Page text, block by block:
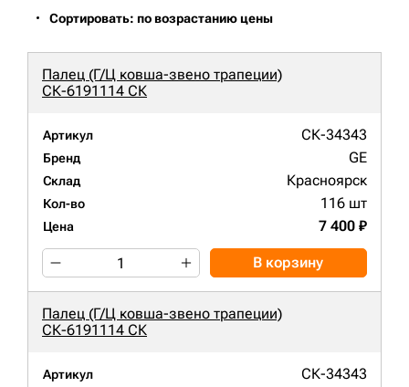
Сортировать: по возрастанию цены
Палец (Г/Ц ковша-звено трапеции)
СК-6191114 СК
Артикул СК-34343
Бренд GE
Склад Красноярск
Кол-во 116 шт
Цена 7 400 ₽
В корзину
Палец (Г/Ц ковша-звено трапеции)
СК-6191114 СК
Артикул СК-34343